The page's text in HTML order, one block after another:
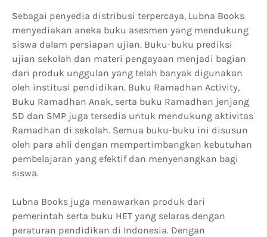
Sebagai penyedia distribusi terpercaya, Lubna Books
menyediakan aneka buku asesmen yang mendukung
siswa dalam persiapan ujian. Buku-buku prediksi
ujian sekolah dan materi pengayaan menjadi bagian
dari produk unggulan yang telah banyak digunakan
oleh institusi pendidikan. Buku Ramadhan Activity,
Buku Ramadhan Anak, serta buku Ramadhan jenjang
SD dan SMP juga tersedia untuk mendukung aktivitas
Ramadhan di sekolah. Semua buku-buku ini disusun
oleh para ahli dengan mempertimbangkan kebutuhan
pembelajaran yang efektif dan menyenangkan bagi
siswa.
Lubna Books juga menawarkan produk dari
pemerintah serta buku HET yang selaras dengan
peraturan pendidikan di Indonesia. Dengan